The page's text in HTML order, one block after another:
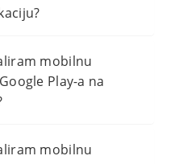
mobilnu
Play-a na
mobilnu